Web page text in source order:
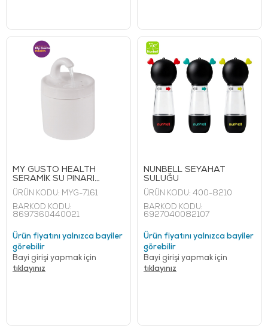
MY GUSTO HEALTH
SERAMİK SU PINARI
BEYAZ
ÜRÜN KODU: MYG-7161
BARKOD KODU:
8697360440021
Ürün fiyatını yalnızca bayiler
görebilir
Bayi girişi yapmak için
tıklayınız
NUNBELL SEYAHAT
SULUĞU
ÜRÜN KODU: 400-8210
BARKOD KODU:
6927040082107
Ürün fiyatını yalnızca bayiler
görebilir
Bayi girişi yapmak için
tıklayınız